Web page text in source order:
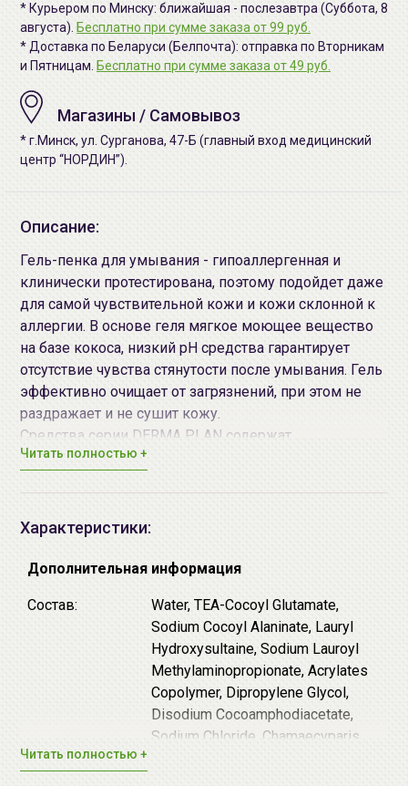
* Курьером по Минску: ближайшая - послезавтра (Суббота, 8
августа). Бесплатно при сумме заказа от 99 руб.
* Доставка по Беларуси (Белпочта): отправка по Вторникам
и Пятницам. Бесплатно при сумме заказа от 49 руб.
Магазины / Самовывоз
* г.Минск, ул. Сурганова, 47-Б (главный вход медицинский
центр “НОРДИН”).
Описание:
Гель-пенка для умывания - гипоаллергенная и
клинически протестирована, поэтому подойдет даже
для самой чувствительной кожи и кожи склонной к
аллергии. В основе геля мягкое моющее вещество
на базе кокоса, низкий pH средства гарантирует
отсутствие чувства стянутости после умывания. Гель
эффективно очищает от загрязнений, при этом не
раздражает и не сушит кожу.
Средства серии DERMA PLAN содержат
запатентованный комплекс DERMA MAX FORMULA,
чай, корень солодки, рейнутрия японская и шлемник
имеет успокаивающее действие.
Читать полностью +
Характеристики:
Дополнительная информация
Состав:
Water, TEA-Cocoyl Glutamate,
Sodium Cocoyl Alaninate, Lauryl
Hydroxysultaine, Sodium Lauroyl
Methylaminopropionate, Acrylates
Copolymer, Dipropylene Glycol,
Disodium Cocoamphodiacetate,
Sodium Chloride, Chamaecyparis
Читать полностью +